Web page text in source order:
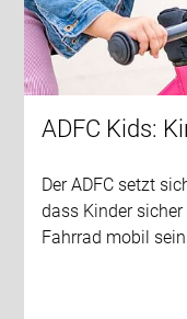
ADFC Kids:
Der ADFC setzt
dass Kinder
Fahrrad mobil